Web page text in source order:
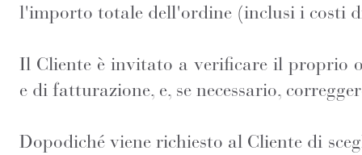
l'importo totale dell'ordine (inclusi i costi
Il Cliente è invitato a verificare il proprio
e di fatturazione, e, se necessario,
Dopodiché viene richiesto al Cliente di